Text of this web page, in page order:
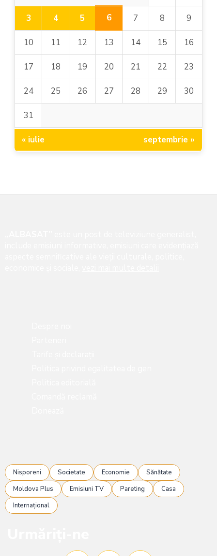
3 4 5 6 7 8 9
10 11 12 13 14 15 16
17 18 19 20 21 22 23
24 25 26 27 28 29 30
31
« iulie septembrie »
Nisporeni Societate Economie
Sănătate
Moldova Plus
Emisiuni TV Pareting
Casa
Internațional